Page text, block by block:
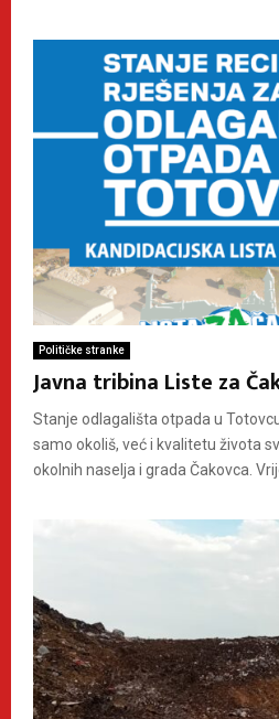
Političke stranke
Javna tribina Liste za
Stanje odlagališta otpada u
samo okoliš, već i kvalitetu života
okolnih naselja i grada Čakovca.